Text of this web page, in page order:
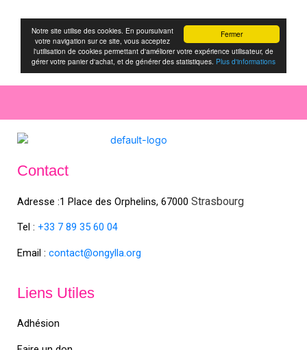
Contact
Adresse :1 Place des Orphelins, 67000 Strasbourg
Tel : +33 7 89 35 60 04
Email : contact@ongylla.org
Liens Utiles
Adhésion